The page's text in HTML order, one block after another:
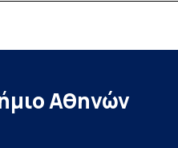
Αθηνών